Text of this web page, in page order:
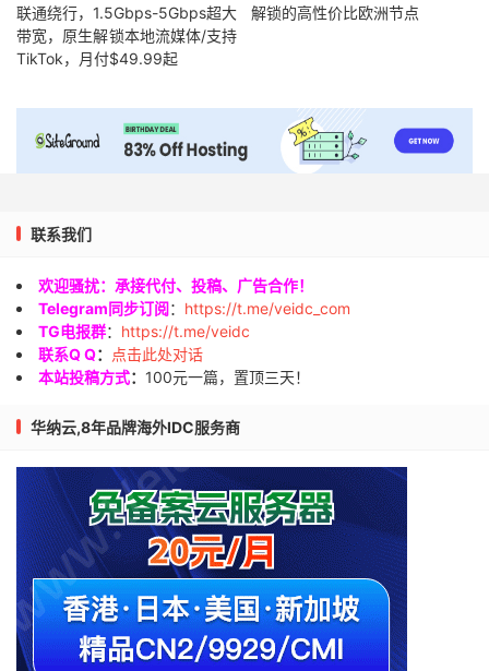
联通绕行，1.5Gbps-5Gbps超大
带宽，原生解锁本地流媒体/支持
TikTok，月付$49.99起
解锁的高性价比欧洲节点
联系我们
欢迎骚扰：承接代付、投稿、广告合作！
Telegram同步订阅： https://t.me/veidc_com
TG电报群： https://t.me/veidc
联系Q Q：
点击此处对话
本站投稿方式： 100元一篇，置顶三天！
华纳云,8年品牌海外IDC服务商